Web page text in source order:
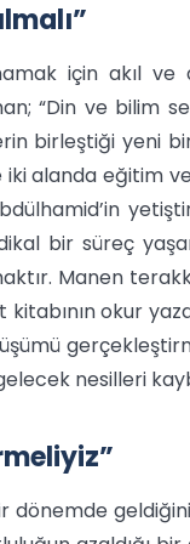
için akıl ve
“Din ve bilim
birleştiği yeni
alanda eğitim
bir süreç
Manen
okur
nesilleri
dönemde